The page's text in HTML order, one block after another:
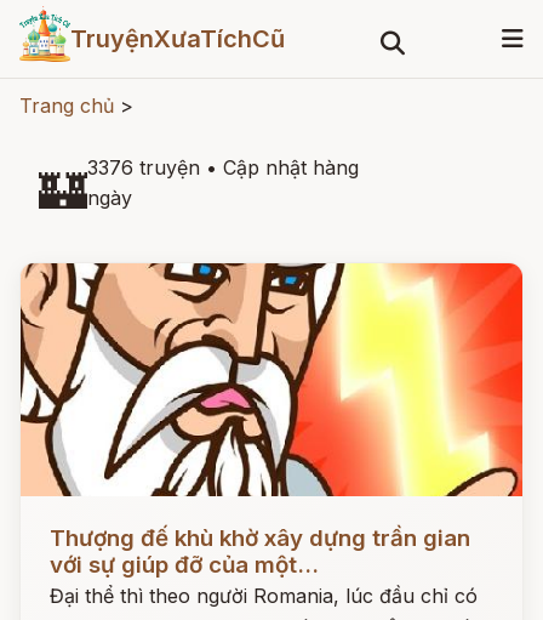
TruyệnXưaTíchCũ
Trang chủ >
🏰3376 truyện • Cập nhật hàng
ngày
Thượng đế khù khờ xây dựng trần gian
với sự giúp đỡ của một...
Đại thể thì theo người Romania, lúc đầu chỉ có